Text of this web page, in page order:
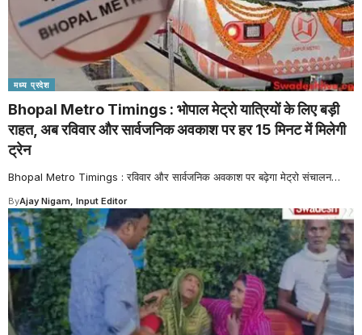
मध्य प्रदेश
Bhopal Metro Timings : भोपाल मेट्रो यात्रियों के लिए बड़ी
राहत, अब रविवार और सार्वजनिक अवकाश पर हर 15 मिनट में मिलेगी
ट्रेन
Bhopal Metro Timings : रविवार और सार्वजनिक अवकाश पर बढ़ेगा मेट्रो संचालन…
ByAjay Nigam, Input Editor